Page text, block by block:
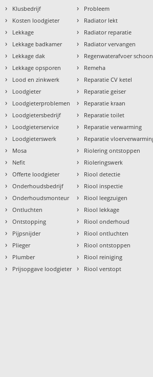
› Klusbedrijf
› Kosten loodgieter
› Lekkage
› Lekkage badkamer
› Lekkage dak
› Lekkage opsporen
› Lood en zinkwerk
› Loodgieter
› Loodgieterproblemen
› Loodgietersbedrijf
› Loodgieterservice
› Loodgieterswerk
› Mosa
› Nefit
› Offerte loodgieter
› Onderhoudsbedrijf
› Onderhoudsmonteur
› Ontluchten
› Ontstopping
› Pijpsnijder
› Plieger
› Plumber
› Prijsopgave loodgieter
› Probleem
› Radiator lekt
› Radiator reparatie
› Radiator vervangen
› Regenwaterafvoer
› Remeha
› Reparatie CV ketel
› Reparatie geiser
› Reparatie kraan
› Reparatie toilet
› Reparatie verwarming
› Reparatie
› Riolering ontstoppen
› Rioleringswerk
› Riool detectie
› Riool inspectie
› Riool leegzuigen
› Riool lekkage
› Riool onderhoud
› Riool ontluchten
› Riool ontstoppen
› Riool reiniging
› Riool verstopt